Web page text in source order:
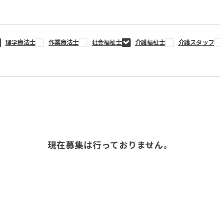
理学療法士 作業療法士 社会福祉士 介護福祉士 介護スタッフ
現在募集は行っておりません。